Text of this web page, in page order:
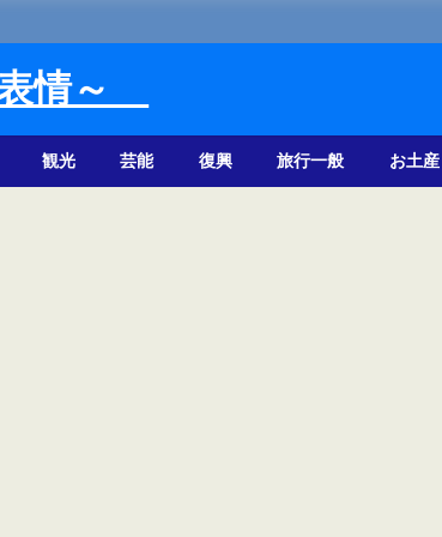
表情～
観光 芸能 復興 旅行一般 お土